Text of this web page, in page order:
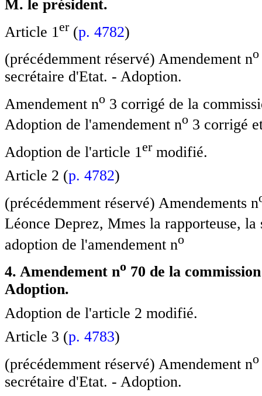
M. le président.
Article 1 er(p. 4782)
(précédemment réservé) Amendement no
secrétaire d'Etat. - Adoption.
Amendement no 3 corrigé de la
Adoption de l'amendement no 3 corrigé
Adoption de l'article 1 ermodifié.
Article 2 (p. 4782)
(précédemment réservé) Amendements n
Léonce Deprez, Mmes la rapporteuse,
adoption de l'amendement no
4. Amendement no 70 de la
Adoption.
Adoption de l'article 2 modifié.
Article 3 (p. 4783)
(précédemment réservé) Amendement no
secrétaire d'Etat. - Adoption.